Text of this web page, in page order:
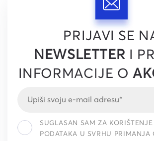
PRIJAVI SE
NEWSLETTER I
INFORMACIJE O
SUGLASAN SAM ZA
PODATAKA U SVRHU PRIMANJA